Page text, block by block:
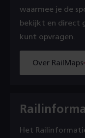
waarmee je de
bekijkt en direct
kunt opvragen.
Over RailMaps
Het